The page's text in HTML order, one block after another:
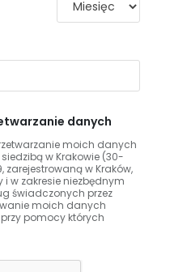
danych
moich danych
w Krakowie (30-
zarejestrowaną w Kraków,
i w zakresie niezbędnym
świadczonych przez
moich danych
pomocy których